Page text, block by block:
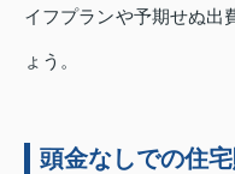
イフプランや予期せぬ出
ょう。
頭金なしでの住